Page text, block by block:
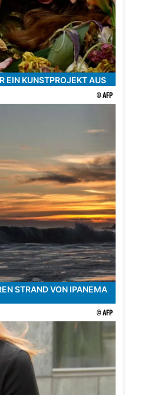
EIN KUNSTPROJEKT AUS
© AFP
STRAND VON IPANEMA
© AFP